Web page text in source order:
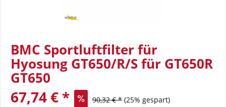
BMC Sportluftfilter für
Hyosung GT650/R/S für GT650R
GT650
67,74 € * 90,32 € * (25% gespart)